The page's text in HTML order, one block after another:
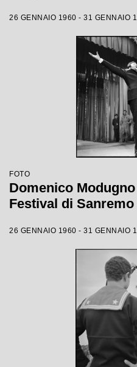
26 GENNAIO 1960 - 31 GENNAIO
FOTO
Domenico
Festival di Sanremo
26 GENNAIO 1960 - 31 GENNAIO